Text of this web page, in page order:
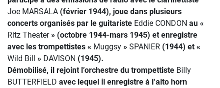
Joe MARSALA (février 1944), joue dans plusieurs
concerts organisés par le guitariste Eddie CONDON au «
Ritz Theater» (octobre 1944-mars 1945) et enregistre
avec les trompettistes « Muggsy » SPANIER (1944) et «
Wild Bill » DAVISON (1945).
Démobilisé, il rejoint l’orchestre du trompettiste Billy
BUTTERFIELD avec lequel il enregistre à l’alto horn